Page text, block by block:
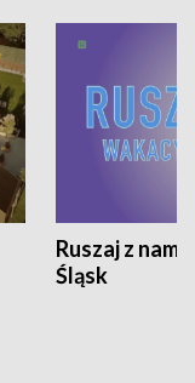
Ruszaj z
Śląsk